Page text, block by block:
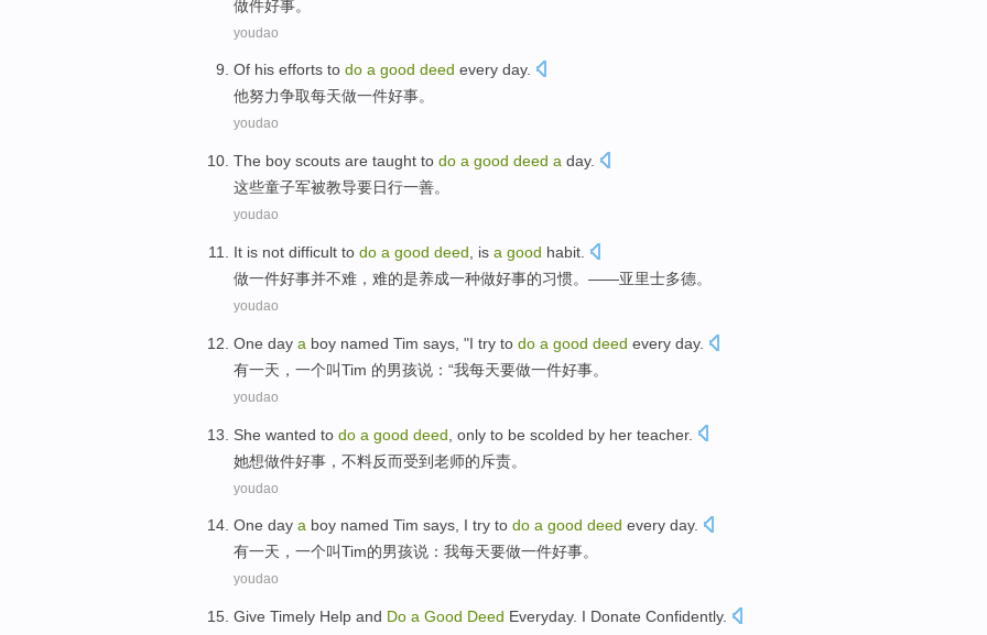
做件好事。
youdao
Of his efforts to do a good deed every day.
他努力争取每天做一件好事。
youdao
The boy scouts are taught to do a good deed a day.
这些童子军被教导要日行一善。
youdao
It is not difficult to do a good deed is a good habit.
做一件好事并不难 ，难的是养成一种做好事的习惯。——亚里士多德。
youdao
One day a boy named Tim says , "I try to do a good deed every day.
有一天 ， 一个叫Tim 的男孩说 ：“我每天要做一件好事。
youdao
She wanted to do a good deed only to be scolded by her teacher.
她想做件好事 ， 不料反而受到老师的斥责。
youdao
One day a boy named Tim says, I try to do a good deed every day.
有一天 ， 一个叫Tim的男孩说 ： 我每天要做一件好事。
youdao
Give Timely Help and Do a Good Deed Everyday. I Donate Confidently.